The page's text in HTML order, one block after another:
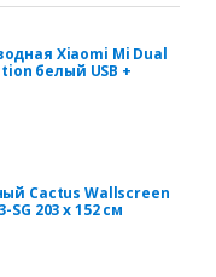
Xiaomi Mi Dual
белый USB +
Cactus Wallscreen
SG 203 x 152 см